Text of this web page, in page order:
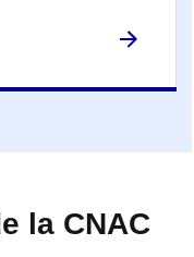
la CNAC